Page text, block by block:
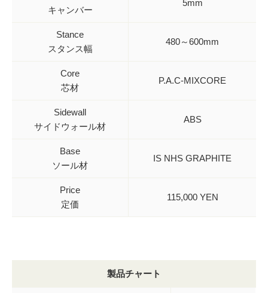
キャンバー
5mm
Stance
スタンス幅
480～600mm
Core
芯材
P.A.C-MIXCORE
Sidewall
サイドウォール材
ABS
Base
ソール材
IS NHS GRAPHITE
Price
定価
115,000 YEN
製品チャート